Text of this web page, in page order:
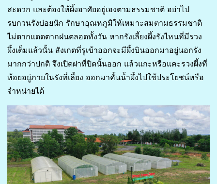
สะดวก และต้องให้ผึ้งอาศัยอยู่เองตามธรรมชาติ อย่าไป
รบกวนรังบ่อยนัก รักษาอุณหภูมิให้เหมาะสมตามธรรมชาติ
ไม่ตากแดดตากฝนตลอดทั้งวัน หากรังเลี้ยงผึ้งรังไหนที่มีรวง
ผึ้งเต็มแล้วนั้น สังเกตที่รูเข้าออกจะมีผึ้งบินออกมาอยู่นอกรัง
มากกว่าปกติ จึงเปิดฝาที่ปิดนั้นออก แล้วแกะหรือแคะรวงผึ้งที่
ห้อยอยู่ภายในรังที่เลี้ยง ออกมาคั้นน้ำผึ้งไปใช้ประโยชน์หรือ
จำหน่ายได้